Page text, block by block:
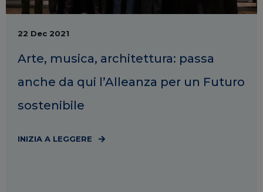
22 Dec 2021
Arte, musica, architettura: passa
anche da qui l’Alleanza per un Futuro
sostenibile
INIZIA A LEGGERE